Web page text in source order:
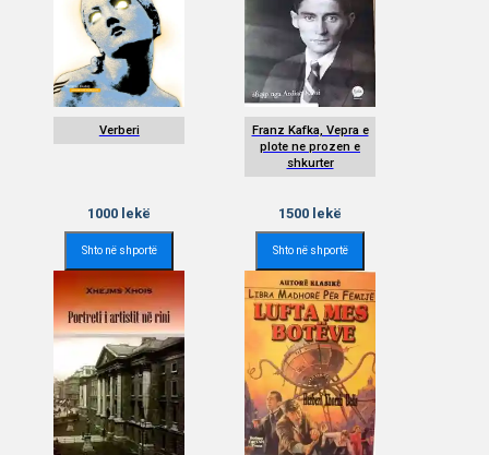
Verberi
1000 lekë
Shto në shportë
Franz Kafka, Vepra e
plote ne prozen e
shkurter
1500 lekë
Shto në shportë